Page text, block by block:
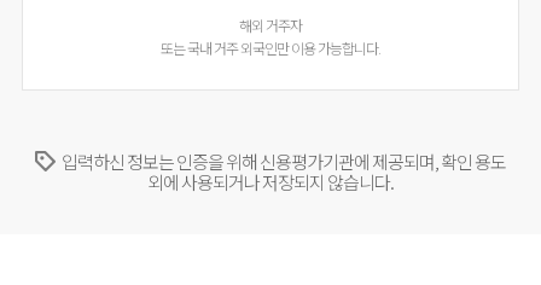
해외 거주자
또는 국내 거주 외국인만 이용 가능합니다.
입력하신 정보는 인증을 위해 신용평가기관에 제공되며, 확인 용도
외에 사용되거나 저장되지 않습니다.